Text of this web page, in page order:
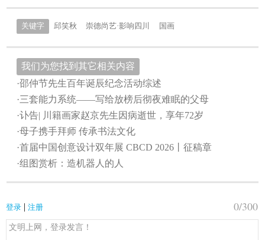
关键字 邱笑秋 崇德尚艺·影响四川 国画
我们为您找到其它相关内容
·邵仲节先生百年诞辰纪念活动综述
·三套能力系统——写给放榜后彻夜难眠的父母
·讣告| 川籍画家赵京先生因病逝世，享年72岁
·母子携手拜师 传承书法文化
·首届中国创意设计双年展 CBCD 2026丨征稿章
·组图赏析：造机器人的人
登录 | 注册 0/300